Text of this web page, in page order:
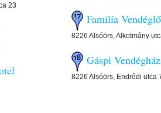
23
Familía
8226 Alsóörs, Alkotmány
Gáspi Vendégház
8226 Alsóörs, Endrődi utca